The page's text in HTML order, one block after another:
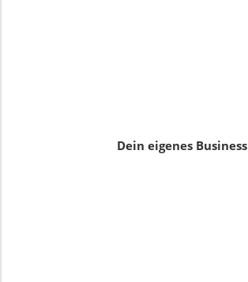
Dein eigenes Business